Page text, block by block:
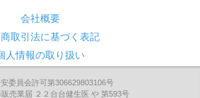
会社概要
取引法に基づく表記
人情報の取り扱い
委員会許可第306629803106号
売業届 ２２台台健生医 や 第593号